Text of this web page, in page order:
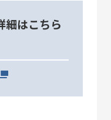
細はこちら